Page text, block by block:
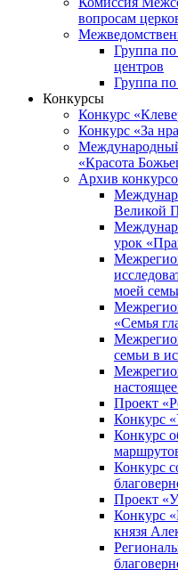
вопросам
Группа
центров
Группа
Конкурсы
Конкурс
Конкурс «За
Международный
«Красота
Архив
Великой
урок
моей
«Семья
семьи в
Проект
Конкурс
Конкурс
Конкурс
Проект
Конкурс
князя